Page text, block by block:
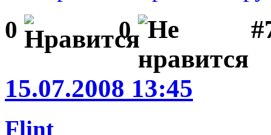
0 0
15.07.2008 13:45
Flint